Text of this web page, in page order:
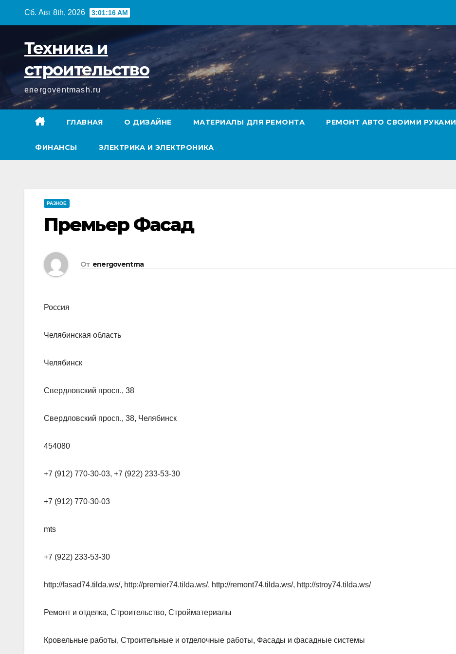
Сб. Авг 8th, 2026 3:01:17 AM
Техника и
строительство
energoventmash.ru
ГЛАВНАЯ О ДИЗАЙНЕ МАТЕРИАЛЫ ДЛЯ РЕМОНТА РЕМОНТ АВТО СВОИМИ РУКАМИ
ФИНАНСЫ ЭЛЕКТРИКА И ЭЛЕКТРОНИКА
РАЗНОЕ
Премьер Фасад
От energoventma
Россия
Челябинская область
Челябинск
Свердловский просп., 38
Свердловский просп., 38, Челябинск
454080
+7 (912) 770-30-03, +7 (922) 233-53-30
+7 (912) 770-30-03
mts
+7 (922) 233-53-30
http://fasad74.tilda.ws/, http://premier74.tilda.ws/, http://remont74.tilda.ws/, http://stroy74.tilda.ws/
Ремонт и отделка, Строительство, Стройматериалы
Кровельные работы, Строительные и отделочные работы, Фасады и фасадные системы